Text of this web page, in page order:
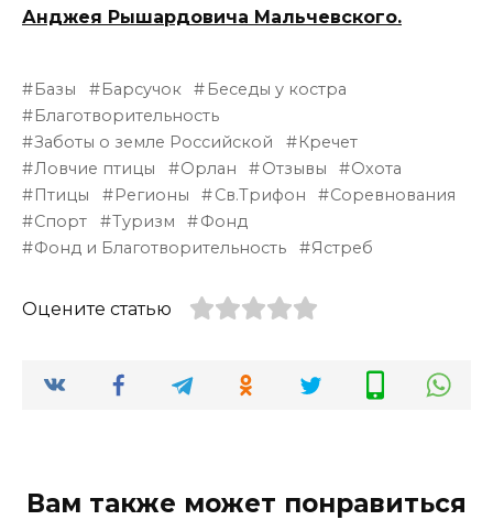
Анджея Рышардовича Мальчевского.
Базы Барсучок
Беседы у костра
Благотворительность
Заботы о земле Российской
Кречет
Ловчие птицы
Орлан Отзывы
Охота
Птицы
Регионы Св.Трифон
Соревнования
Спорт
Туризм
Фонд
Фонд и Благотворительность
Ястреб
Оцените статью
Вам также может понравиться